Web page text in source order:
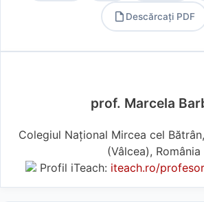
Descărcați PDF
prof. Marcela
Colegiul Național Mircea cel
(Vâlcea), România
Profil iTeach: iteach.ro/